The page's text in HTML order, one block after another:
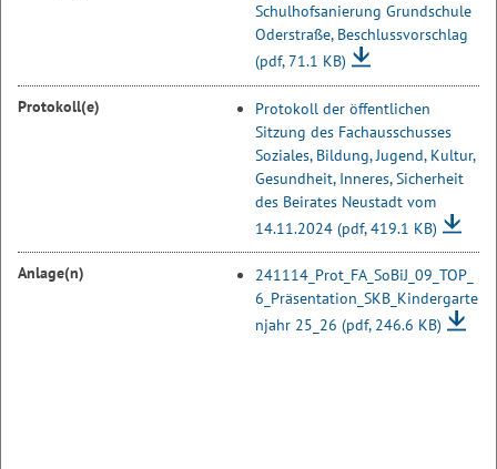
Schulhofsanierung Grundschule
Oderstraße, Beschlussvorschlag
(pdf, 71.1 KB)
Protokoll(e)
Protokoll der öffentlichen
Sitzung des Fachausschusses
Soziales, Bildung, Jugend, Kultur,
Gesundheit, Inneres, Sicherheit
des Beirates Neustadt vom
14.11.2024 (pdf, 419.1 KB)
Anlage(n)
241114_Prot_FA_SoBiJ_09_TOP_
6_Präsentation_SKB_Kindergarte
njahr 25_26 (pdf, 246.6 KB)